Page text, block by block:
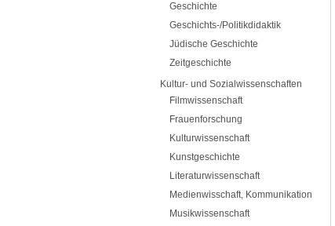
Geschichte
Geschichts-/Politikdidaktik
Jüdische Geschichte
Zeitgeschichte
Kultur- und Sozialwissenschaften
Filmwissenschaft
Frauenforschung
Kulturwissenschaft
Kunstgeschichte
Literaturwissenschaft
Medienwisschaft, Kommunikation
Musikwissenschaft